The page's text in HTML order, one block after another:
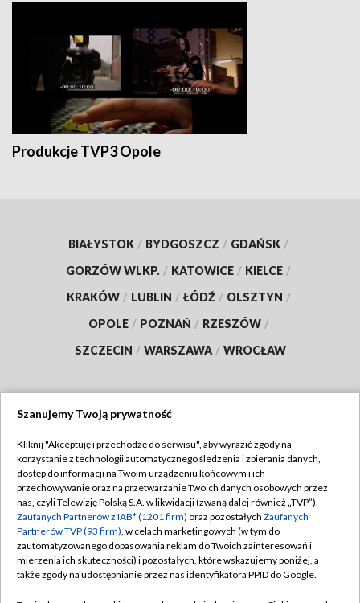
Produkcje TVP3 Opole
BIAŁYSTOK / BYDGOSZCZ / GDAŃSK /
GORZÓW WLKP. / KATOWICE / KIELCE /
KRAKÓW / LUBLIN / ŁÓDŹ / OLSZTYN /
OPOLE / POZNAŃ / RZESZÓW /
SZCZECIN / WARSZAWA / WROCŁAW
TVP
Abonament TVP
Emisja w TVP
Centrum informacji TVP
Naziemna Telewizja Cyfrowa
Regulamin TVP
Polityka prywatności
Moje zgody
Pomoc
Szanujemy Twoją prywatność
Kliknij "Akceptuję i przechodzę do serwisu", aby wyrazić zgody na
korzystanie z technologii automatycznego śledzenia i zbierania danych,
dostęp do informacji na Twoim urządzeniu końcowym i ich
przechowywanie oraz na przetwarzanie Twoich danych osobowych przez
nas, czyli Telewizję Polską S.A. w likwidacji (zwaną dalej również „TVP”),
Zaufanych Partnerów z IAB* (1201 firm) oraz pozostałych Zaufanych
Partnerów TVP (93 firm), w celach marketingowych (w tym do
zautomatyzowanego dopasowania reklam do Twoich zainteresowań i
mierzenia ich skuteczności) i pozostałych, które wskazujemy poniżej, a
także zgody na udostępnianie przez nas identyfikatora PPID do Google.